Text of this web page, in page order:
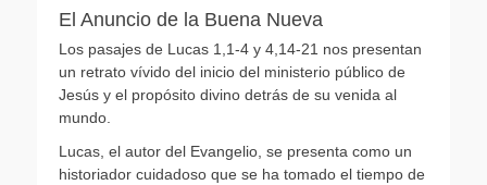
El Anuncio de la Buena Nueva
Los pasajes de Lucas 1,1-4 y 4,14-21 nos presentan
un retrato vívido del inicio del ministerio público de
Jesús y el propósito divino detrás de su venida al
mundo.
Lucas, el autor del Evangelio, se presenta como un
historiador cuidadoso que se ha tomado el tiempo de